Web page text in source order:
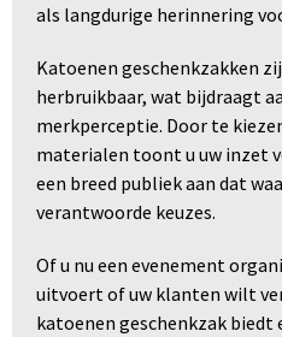
als langdurige herinnering
Katoenen geschenkzakken
herbruikbaar, wat bijdraagt
merkperceptie. Door te
materialen toont u uw inzet
een breed publiek aan dat
verantwoorde keuzes.
Of u nu een evenement
uitvoert of uw klanten wilt
katoenen geschenkzak